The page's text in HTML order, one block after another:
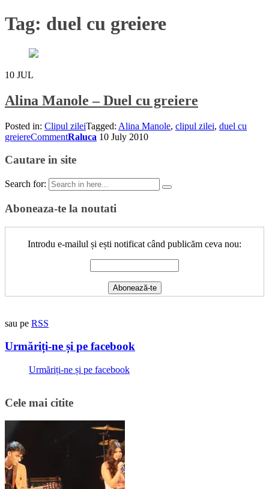
Tag: duel cu greiere
10 JUL
Alina Manole – Duel cu greiere
Posted in: Clipul zileiTagged: Alina Manole, clipul zilei, duel cu
greiereCommentRaluca 10 July 2010
Cautare in site
Search for:
Aboneaza-te la noutati
Introdu e-mailul și ești notificat când publicăm ceva nou:
sau pe RSS
Urmăriți-ne și pe facebook
Urmăriți-ne și pe facebook
Cele mai citite